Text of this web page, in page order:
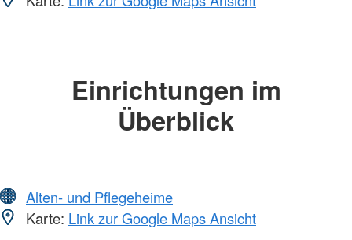
Einrichtungen im
Überblick
Alten- und Pflegeheime
Karte: Link zur Google Maps Ansicht